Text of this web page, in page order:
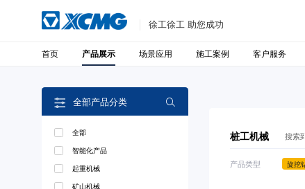
徐工徐工 助您成功
首页 产品展示 场景应用 施工案例 客户服务
全部产品分类 
全部
智能化产品
起重机械
矿山机械
桩工机械 搜索
产品类型 旋挖